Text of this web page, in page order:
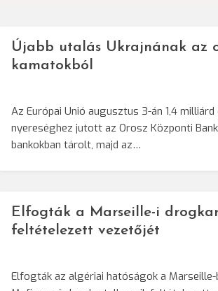
Újabb utalás Ukrajnának az
kamatokból
Az Európai Unió augusztus 3-án 1,4 milliárd
nyereséghez jutott az Orosz Központi
bankokban tárolt, majd az…
Elfogták a Marseille-i
feltételezett vezetőjét
Elfogták az algériai hatóságok a Marseille-